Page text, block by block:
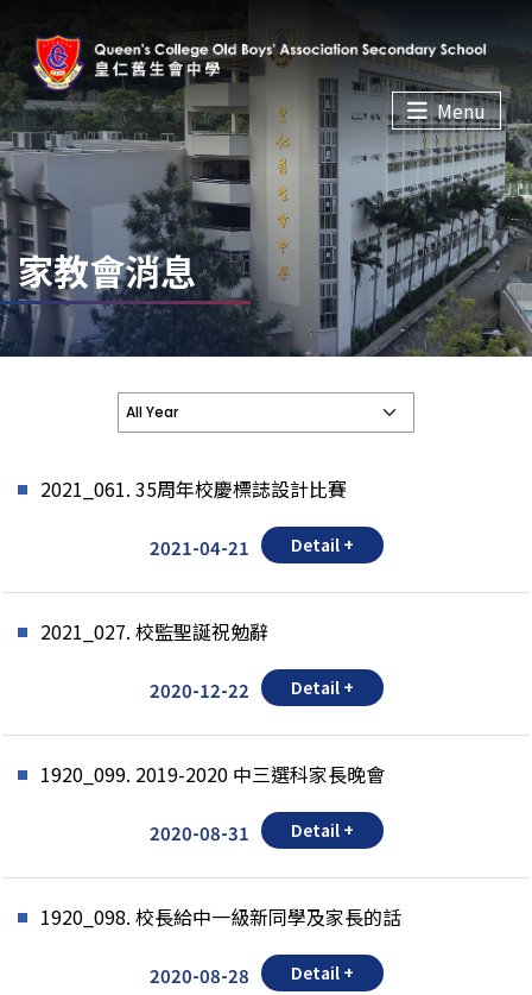
Menu
家教會消息
2021_061. 35周年校慶標誌設計比賽
2021-04-21 Detail +
2021_027. 校監聖誕祝勉辭
2020-12-22 Detail +
1920_099. 2019-2020 中三選科家長晚會
2020-08-31 Detail +
1920_098. 校長給中一級新同學及家長的話
2020-08-28 Detail +